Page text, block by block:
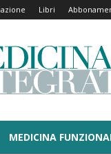
Libri
MEDICINA